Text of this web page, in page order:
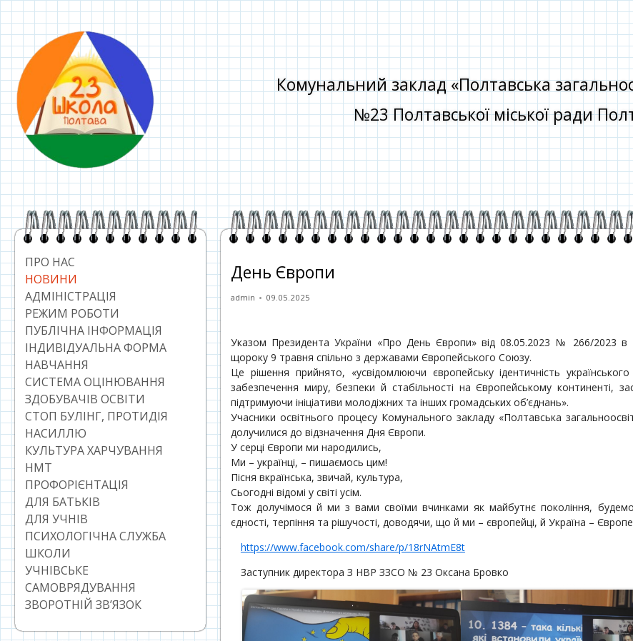
до
контенту
Комунальний заклад «Полтавська
№23 Полтавської міської ради
Головний
сайдбар
ПРО НАС
НОВИНИ
АДМІНІСТРАЦІЯ
РЕЖИМ РОБОТИ
ПУБЛІЧНА ІНФОРМАЦІЯ
ІНДИВІДУАЛЬНА ФОРМА
НАВЧАННЯ
СИСТЕМА ОЦІНЮВАННЯ
ЗДОБУВАЧІВ ОСВІТИ
СТОП БУЛІНГ, ПРОТИДІЯ
НАСИЛЛЮ
КУЛЬТУРА ХАРЧУВАННЯ
НМТ
ПРОФОРІЄНТАЦІЯ
ДЛЯ БАТЬКІВ
ДЛЯ УЧНІВ
ПСИХОЛОГІЧНА СЛУЖБА
ШКОЛИ
УЧНІВСЬКЕ
САМОВРЯДУВАННЯ
ЗВОРОТНІЙ ЗВ’ЯЗОК
День Європи
Автор
admin Опубліковано
09.05.2025
Указом Президента України «Про День Європи» від 08.05.2023 № 266/2023 в
щороку 9 травня спільно з державами Європейського Союзу.
Це рішення прийнято, «усвідомлюючи європейську ідентичність
забезпечення миру, безпеки й стабільності на Європейському континенті,
підтримуючи ініціативи молодіжних та інших громадських об’єднань».
Учасники освітнього процесу Комунального закладу «Полтавська
долучилися до відзначення Дня Європи.
У серці Європи ми народились,
Ми – українці, – пишаємось цим!
Пісня вкраїнська, звичай, культура,
Сьогодні відомі у світі усім.
Тож долучімося й ми з вами своїми вчинками як майбутнє покоління, будемо
єдності, терпіння та рішучості, доводячи, що й ми – європейці, й Україна –
https://www.facebook.com/share/p/18rNAtmE8t
Заступник директора З НВР ЗЗСО № 23 Оксана Бровко